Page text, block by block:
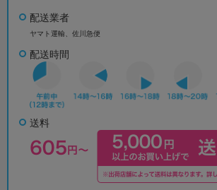
配送業者
ヤマト運輸、佐川急便
配送時間
送料